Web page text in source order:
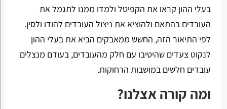
בעלי ההון קראו את הקפיטל ולמדו ממנו לתגמל את
העובדים בהתאם ולהוציא את ניצול העובדים להודו ולסין.
לפי התיאור הזה, החשש ממאבקים הביא את בעלי ההון
לנקוט צעדים שהיטיבו עם חלק מהעובדים, בעודם מנצלים
עובדים חלשים במושבות הרחוקות.
ומה קורה אצלנו?